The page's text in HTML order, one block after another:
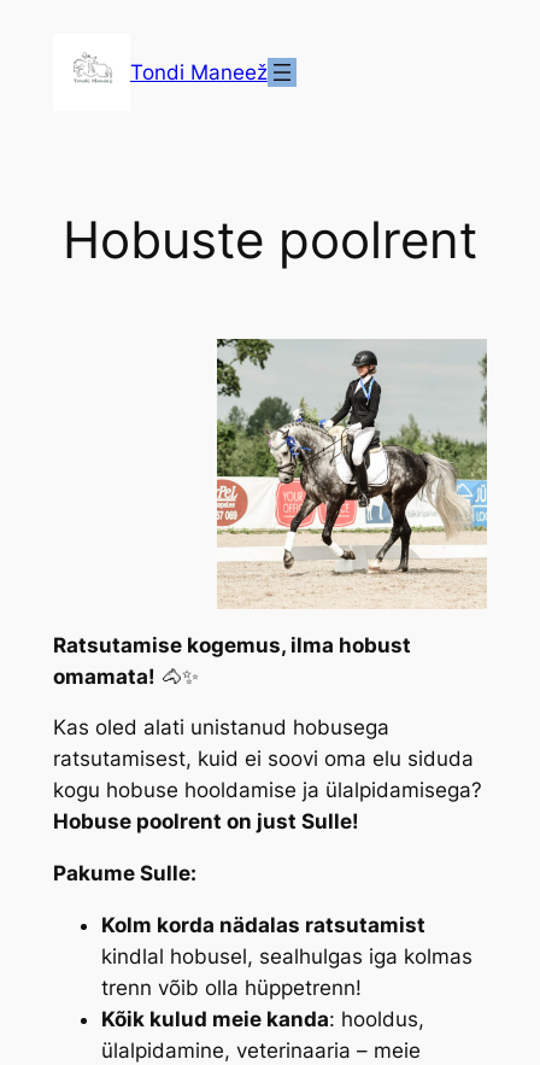
Tondi Maneež
Hobuste poolrent
Ratsutamise kogemus, ilma hobust
omamata! 🐴✨
Kas oled alati unistanud hobusega
ratsutamisest, kuid ei soovi oma elu siduda
kogu hobuse hooldamise ja ülalpidamisega?
Hobuse poolrent on just Sulle!
Pakume Sulle:
Kolm korda nädalas ratsutamist
kindlal hobusel, sealhulgas iga kolmas
trenn võib olla hüppetrenn!
Kõik kulud meie kanda: hooldus,
ülalpidamine, veterinaaria – meie